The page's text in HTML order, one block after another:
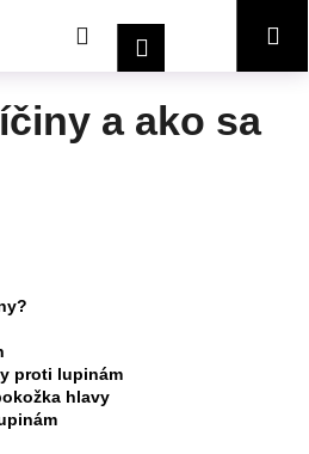
HľadaťPrihlásenieNákupný
a ako sa
proti lupinám
hlavy